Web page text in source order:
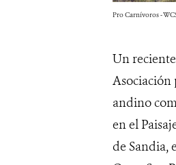
Pro Carnívoros -
Un
Asociación
andino
en el
de Sandia,